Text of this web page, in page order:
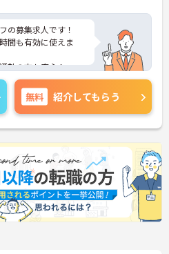
の募集求人です！
間も有効に使えま
勤の方も安心！
ントなど、さらに詳
ご相談ください。
無料 紹介してもらう